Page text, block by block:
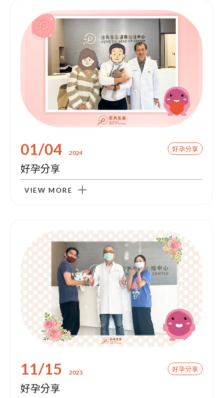
01/04 2024 好孕分享
好孕分享
VIEW MORE
11/15 2023 好孕分享
好孕分享